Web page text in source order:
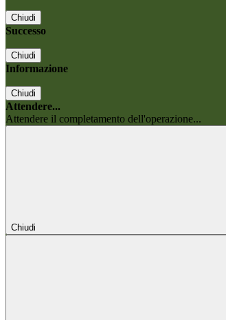
Chiudi
Successo
Chiudi
Informazione
Chiudi
Attendere...
Attendere il completamento dell'operazione...
Chiudi